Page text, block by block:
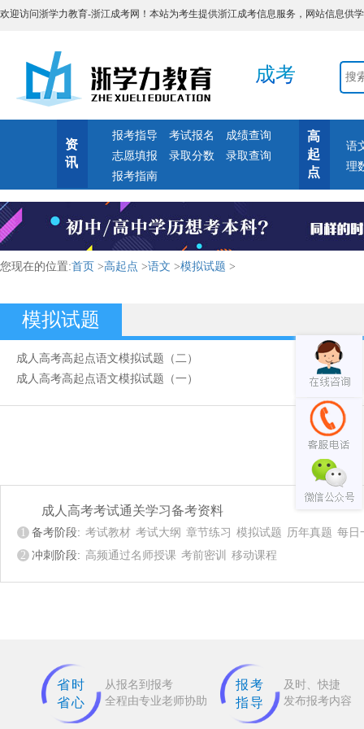
欢迎访问浙学力教育-浙江成考网！本站为考生提供浙江成考信息服务，网站信息供
成考
资
讯
报考指导 考试报名
成绩查询
志愿填报
录取分数
录取查询
报考指南
高
起
点
语
理
您现在的位置:首页 >高起点 >语文 >模拟试题 >
模拟试题
成人高考高起点语文模拟试题（二）
成人高考高起点语文模拟试题（一）
成人高考考试通关学习备考资料
1 备考阶段: 考试教材 考试大纲 章节练习 模拟试题 历年真题 每日
2 冲刺阶段: 高频通过名师授课 考前密训 移动课程
省时
省心
从报名到报考
全程由专业老师协助
报考
指导
及时、快捷
发布报考内容